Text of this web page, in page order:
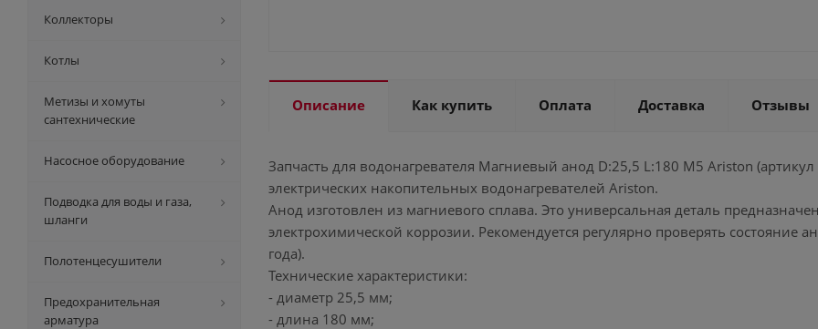
Описание Как купить Оплата Доставка Отзывы
Запчасть для водонагревателя Магниевый анод D:25,5 L:180 M5 Ariston
электрических накопительных водонагревателей Ariston.
Анод изготовлен из магниевого сплава. Это универсальная деталь
электрохимической коррозии. Рекомендуется регулярно проверять состояние
года).
Технические характеристики:
- диаметр 25,5 мм;
- длина 180 мм;
Коллекторы
Котлы
Метизы и хомуты
сантехнические
Насосное оборудование
Подводка для воды и газа,
шланги
Полотенцесушители
Предохранительная
арматура